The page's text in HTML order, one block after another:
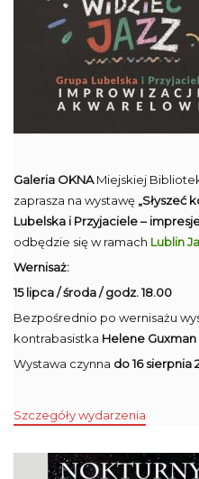
Galeria OKNAMiejskiej
zaprasza na wystawę „Słyszeć
Lubelska i Przyjaciele –
odbędzie się w ramach Lublin
Wernisaż:
15 lipca / środa / godz. 18.00
Bezpośrednio po wernisażu
kontrabasistka Helene Guxman
Wystawa czynna do 16 sierpnia
Szczegóły wydarzenia